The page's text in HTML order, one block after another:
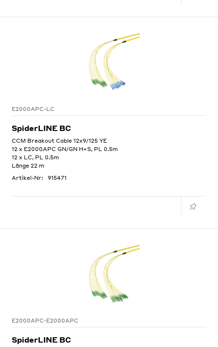
E2000APC-LC
SpiderLINE BC
CCM Breakout Cable 12x9/125 YE
12 x E2000APC GN/GN H+S, PL 0.5m
12 x LC, PL 0.5m
Länge 22 m
Artikel-Nr:
915471
E2000APC-E2000APC
SpiderLINE BC